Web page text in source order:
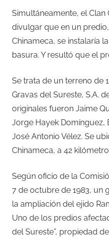
Simultáneamente, el Clan
divulgar que en un
Chinameca, se instalaría
basura. Y resultó que el
Se trata de un terreno de
Gravas del Sureste, S.A.
originales fueron Jaime
Jorge Hayek Domínguez,
José Antonio Vélez. Se
Chinameca, a 42
Según oficio de la
7 de octubre de 1983, un
la ampliación del ejido
Uno de los predios
del Sureste”, propiedad